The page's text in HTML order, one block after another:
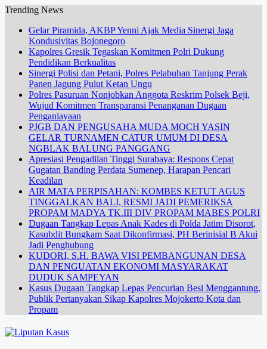
Trending News
Gelar Piramida, AKBP Yenni Ajak Media Sinergi Jaga
Kondusivitas Bojonegoro
Kapolres Gresik Tegaskan Komitmen Polri Dukung
Pendidikan Berkualitas
Sinergi Polisi dan Petani, Polres Pelabuhan Tanjung Perak
Panen Jagung Pulut Ketan Ungu
Polres Pasuruan Nonjobkan Anggota Reskrim Polsek Beji,
Wujud Komitmen Transparansi Penanganan Dugaan
Penganiayaan
PJGB DAN PENGUSAHA MUDA MOCH YASIN
GELAR TURNAMEN CATUR UMUM DI DESA
NGBLAK BALUNG PANGGANG
Apresiasi Pengadilan Tinggi Surabaya: Respons Cepat
Gugatan Banding Perdata Sumenep, Harapan Pencari
Keadilan
AIR MATA PERPISAHAN: KOMBES KETUT AGUS
TINGGALKAN BALI, RESMI JADI PEMERIKSA
PROPAM MADYA TK.III DIV PROPAM MABES POLRI
Dugaan Tangkap Lepas Anak Kades di Polda Jatim Disorot,
Kasubdit Bungkam Saat Dikonfirmasi, PH Berinisial B Akui
Jadi Penghubung
KUDORI, S.H. BAWA VISI PEMBANGUNAN DESA
DAN PENGUATAN EKONOMI MASYARAKAT
DUDUK SAMPEYAN
Kasus Dugaan Tangkap Lepas Pencurian Besi Menggantung,
Publik Pertanyakan Sikap Kapolres Mojokerto Kota dan
Propam